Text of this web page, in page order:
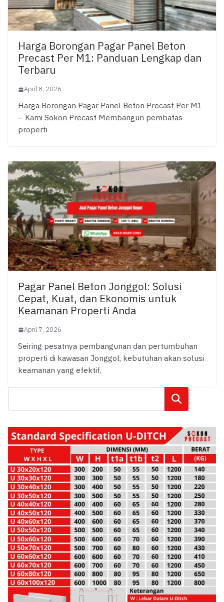
Harga Borongan Pagar Panel Beton
Precast Per M1: Panduan Lengkap dan
Terbaru
April 8, 2026
Harga Borongan Pagar Panel Beton Precast Per M1
– Kami Sokon Precast Membangun pembatas
properti
Pagar Panel Beton Jonggol: Solusi
Cepat, Kuat, dan Ekonomis untuk
Keamanan Properti Anda
April 7, 2026
Seiring pesatnya pembangunan dan pertumbuhan
properti di kawasan Jonggol, kebutuhan akan solusi
keamanan yang efektif,
Cari